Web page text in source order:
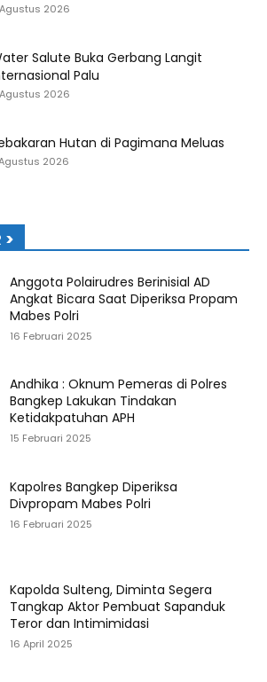
2026
Salute Buka Gerbang Langit
Palu
2026
Hutan di Pagimana Meluas
2026
>
Anggota Polairudres Berinisial AD
Angkat Bicara Saat Diperiksa Propam
Mabes Polri
16 Februari 2025
Andhika : Oknum Pemeras di Polres
Bangkep Lakukan Tindakan
Ketidakpatuhan APH
15 Februari 2025
Kapolres Bangkep Diperiksa
Divpropam Mabes Polri
16 Februari 2025
Kapolda Sulteng, Diminta Segera
Tangkap Aktor Pembuat Sapanduk
Teror dan Intimimidasi
16 April 2025